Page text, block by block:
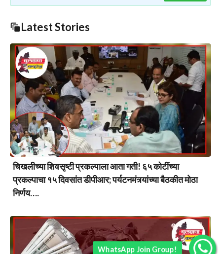
Latest Stories
चिखलीच्या शिवसृष्टी प्रकल्पाला आता गती! ६५ कोटींच्या
प्रकल्पाचा १५ दिवसांत डीपीआर; पर्यटनमंत्र्यांच्या बैठकीत मोठा
निर्णय….
WhatsApp Join Group!